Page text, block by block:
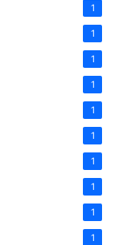
1
1
1
1
1
1
1
1
1
1